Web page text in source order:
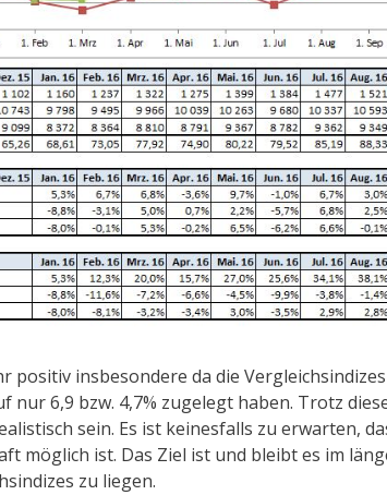
positiv insbesondere da die
nur 6,9 bzw. 4,7% zugelegt haben. Trotz
sein. Es ist keinesfalls zu erwarten,
möglich ist. Das Ziel ist und bleibt es im
zu liegen.